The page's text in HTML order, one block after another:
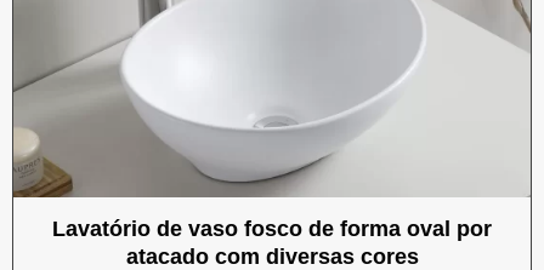
Lavatório de vaso fosco de forma oval por
atacado com diversas cores